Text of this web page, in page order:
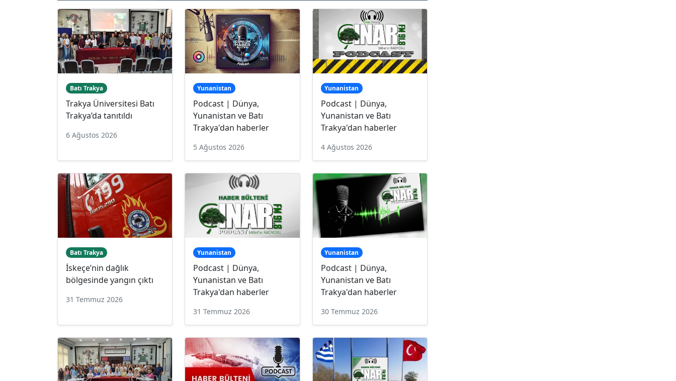
Batı Trakya
Trakya Üniversitesi Batı
Trakya’da tanıtıldı
6 Ağustos 2026
Yunanistan
Podcast | Dünya,
Yunanistan ve Batı
Trakya'dan haberler
5 Ağustos 2026
Yunanistan
Podcast | Dünya,
Yunanistan ve Batı
Trakya'dan haberler
4 Ağustos 2026
Batı Trakya
İskeçe’nin dağlık
bölgesinde yangın çıktı
31 Temmuz 2026
Yunanistan
Podcast | Dünya,
Yunanistan ve Batı
Trakya'dan haberler
31 Temmuz 2026
Yunanistan
Podcast | Dünya,
Yunanistan ve Batı
Trakya'dan haberler
30 Temmuz 2026